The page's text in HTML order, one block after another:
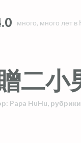
много, много лет в
二
Papa HuHu,